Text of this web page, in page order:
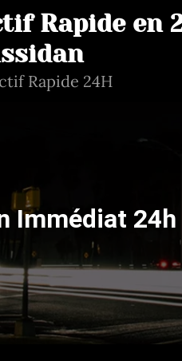
Rapide en
Rapide 24H
Immédiat